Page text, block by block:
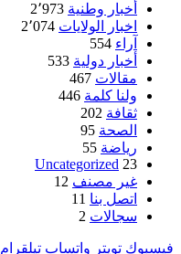
أخبار وطنية 2٬973
اخبار الولايات 2٬074
آراء 554
أخبار دولية 533
مقالات 467
ولنا كلمة 446
ثقافة 202
الصحة 95
رياضة 55
Uncategorized 23
غير مصنف 12
اتصل بنا 11
سجالات 2
فيسبوك تويتر واتساب تيلقرام